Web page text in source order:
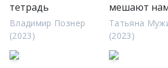
тетрадь
Владимир Познер
(2023)
мешают
Татьяна
(2023)